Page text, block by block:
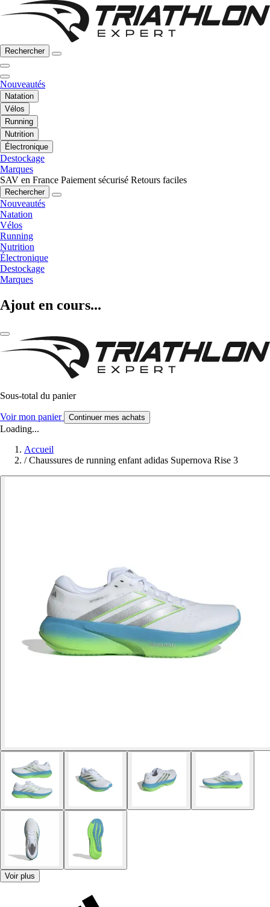
Rechercher
Nouveautés
Natation
Vélos
Running
Nutrition
Électronique
Destockage
Marques
SAV en France Paiement sécurisé Retours faciles
Rechercher
Nouveautés
Natation
Vélos
Running
Nutrition
Électronique
Destockage
Marques
Ajout en cours...
Sous-total du panier
Voir mon panier Continuer mes achats
Loading...
Accueil
/ Chaussures de running enfant adidas Supernova Rise 3
Voir plus